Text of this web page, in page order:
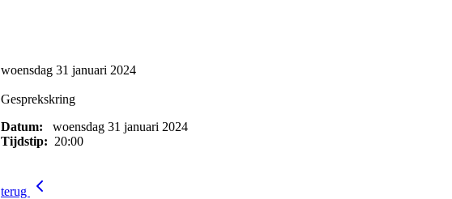
woensdag 31 januari 2024
Gesprekskring
Datum:
woensdag 31 januari 2024
Tijdstip: 20:00
terug